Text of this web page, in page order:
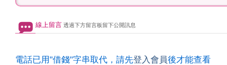
線上留言 透過下方留言板留下公開訊息
電話已用"借錢"字串取代，請先登入會員後才能查看